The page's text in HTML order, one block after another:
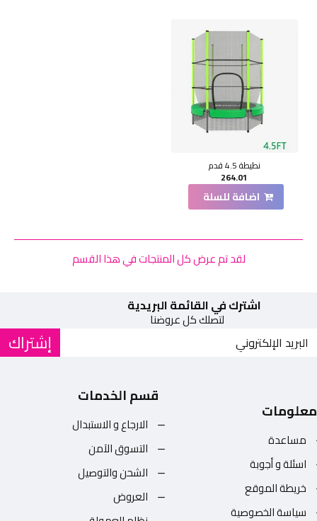
نطيطة 4.5 قدم
264.01
اضافة للسلة
لقد تم عرض كل المنتجات في هذا القسم
اشترك في القائمة البريدية
لتصلك كل عروضنا
إشتراك
معلومات
مساعدة
اسئلة و أجوبة
خريطة الموقع
سياسة الخصوصية
قسم الخدمات
الارجاع و الاستبدال
التسوق الآمن
الشحن والتوصيل
العروض